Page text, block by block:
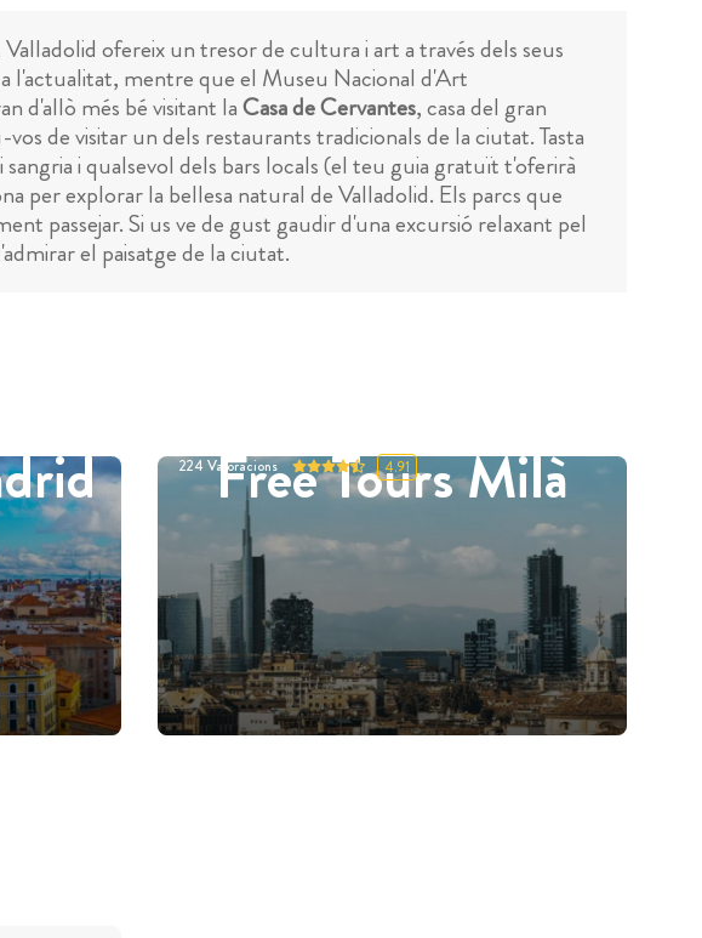
ofereix un tresor de cultura i art a través dels seus
l'actualitat, mentre que el Museu Nacional d'Art
d'allò més bé visitant laCasa de Cervantes, casa del gran
de visitar un dels restaurants tradicionals de la ciutat. Tasta
i qualsevol dels bars locals (el teu guia gratuït t'oferirà
per explorar la bellesa natural de Valladolid. Els parcs que
passejar. Si us ve de gust gaudir d'una excursió relaxant pel
el paisatge de la ciutat.
Free Tours Milà
224 Valoracions 4.91